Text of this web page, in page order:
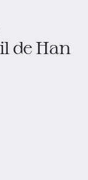
de Han